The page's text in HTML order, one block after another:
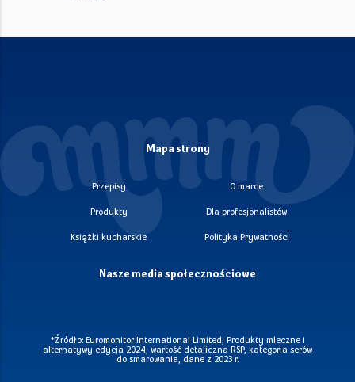
Mapa strony
Przepisy O marce
Produkty Dla profesjonalistów
Książki kucharskie Polityka Prywatności
Nasze media społecznościowe
*Źródło: Euromonitor International Limited, Produkty mleczne i
alternatywy edycja 2024, wartość detaliczna RSP, kategoria serów
do smarowania, dane z 2023 r.